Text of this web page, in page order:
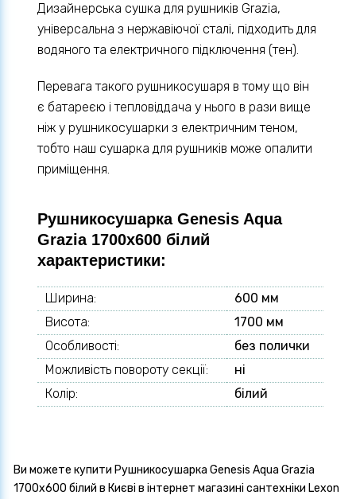
Дизайнерська сушка для рушників Grazia,
універсальна з нержавіючої сталі, підходить для
водяного та електричного підключення (тен).
Перевага такого рушникосушаря в тому що він
є батареєю і тепловіддача у нього в рази вище
ніж у рушникосушарки з електричним теном,
тобто наш сушарка для рушників може опалити
приміщення.
Рушникосушарка Genesis Aqua
Grazia 1700x600 білий
характеристики:
Ширина:
600 мм
Висота:
1700 мм
Особливості:
без полички
Можливість повороту секції:
ні
Колір:
білий
Ви можете купити Рушникосушарка Genesis Aqua Grazia
1700x600 білий в Києві в інтернет магазині сантехніки Lexon